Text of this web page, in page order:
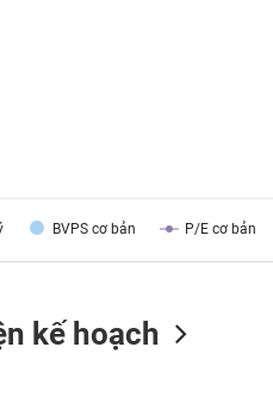
BVPS cơ bản P/E cơ bản
kế hoạch